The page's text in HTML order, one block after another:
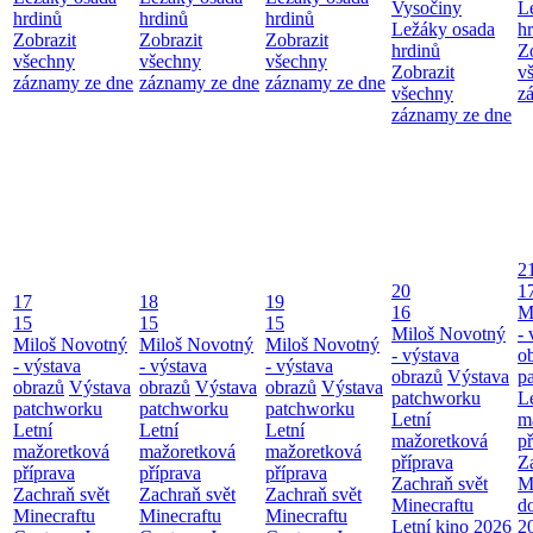
hrdinů
Zobrazit
všechny
záznamy ze dne
hrdinů
Zobrazit
všechny
záznamy ze dne
hrdinů
Zobrazit
všechny
záznamy ze dne
Vysočiny
Ležáky osada
hrdinů
Zobrazit
všechny
záznamy ze dne
17
15
Miloš Novotný
- výstava
obrazů Výstava
patchworku
Letní
mažoretková
příprava
Zachraň svět
Minecraftu
18
15
Miloš Novotný
- výstava
obrazů Výstava
patchworku
Letní
mažoretková
příprava
Zachraň svět
Minecraftu
19
15
Miloš Novotný
- výstava
obrazů Výstava
patchworku
Letní
mažoretková
příprava
Zachraň svět
Minecraftu
20
16
Miloš Novotný
- výstava
obrazů Výstava
patchworku
Letní
mažoretková
příprava
Zachraň svět
Minecraftu
Letní kino 2026
-